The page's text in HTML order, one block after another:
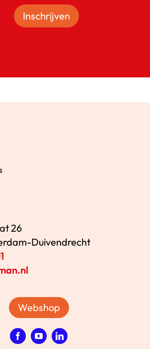
Inschrijven
26
Duivendrecht
Webshop